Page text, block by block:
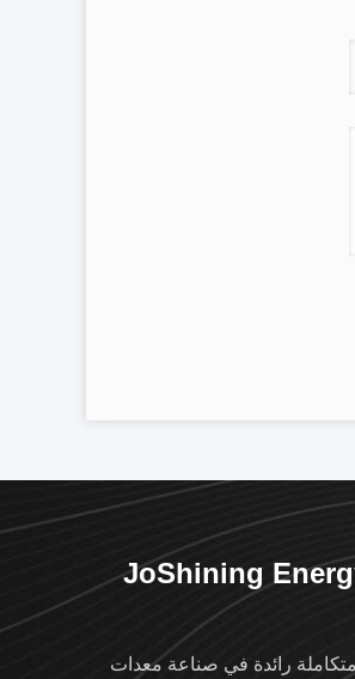
JoShining
رائدة في صناعة معدات